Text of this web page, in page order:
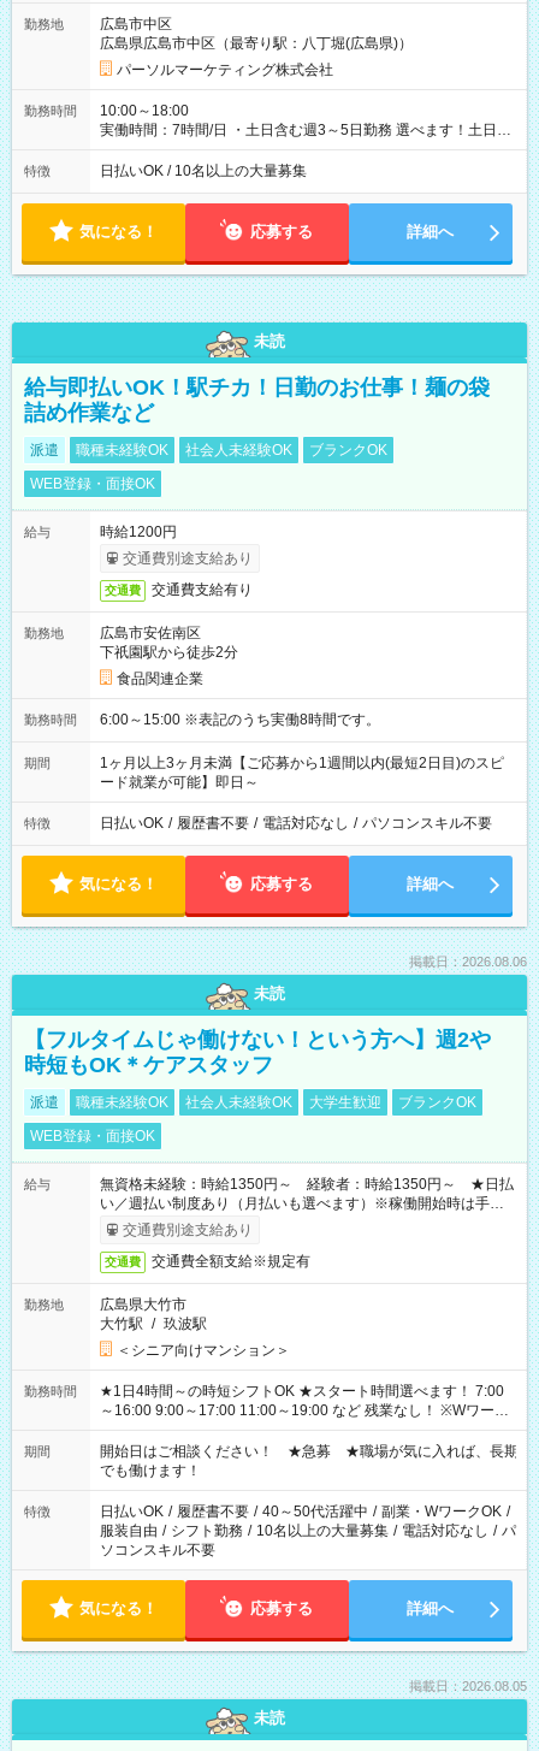
勤務地
広島市中区
広島県広島市中区（最寄り駅：八丁堀(広島県)）
パーソルマーケティング株式会社
勤務時間
10:00～18:00
実働時間：7時間/日 ・土日含む週3～5日勤務 選べます！土日も
休みやすい！ ・残業は有りません！
特徴 日払いOK / 10名以上の大量募集
気になる！ 応募する 詳細へ
未読
給与即払いOK！駅チカ！日勤のお仕事！麺の袋
詰め作業など
派遣 職種未経験OK 社会人未経験OK
ブランクOK
WEB登録・面接OK
給与
時給1200円
交通費別途支給あり
交通費 交通費支給有り
勤務地
広島市安佐南区
下祇園駅から徒歩2分
食品関連企業
勤務時間 6:00～15:00 ※表記のうち実働8時間です。
期間
1ヶ月以上3ヶ月未満【ご応募から1週間以内(最短2日目)のスピ
ード就業が可能】即日～
特徴 日払いOK / 履歴書不要 / 電話対応なし / パソコンスキル不要
気になる！ 応募する 詳細へ
掲載日：2026.08.06
未読
【フルタイムじゃ働けない！という方へ】週2や
時短もOK＊ケアスタッフ
派遣 職種未経験OK 社会人未経験OK 大学生歓迎
ブランクOK
WEB登録・面接OK
給与
無資格未経験：時給1350円～ 経験者：時給1350円～ ★日払
い／週払い制度あり（月払いも選べます）※稼働開始時は手続き
完了次第のお支払いとなります。
交通費別途支給あり
交通費 交通費全額支給※規定有
勤務地
広島県大竹市
大竹駅 / 玖波駅
＜シニア向けマンション＞
勤務時間
★1日4時間～の時短シフトOK ★スタート時間選べます！ 7:00
～16:00 9:00～17:00 11:00～19:00 など 残業なし！ ※Wワーク
の場合、他のお仕事と合わせ週40時間超の就業はご案内できま
せん ※法令に基づき、週20時間以上勤務は社会保険への加入対
象となります ※労働者派遣法（日雇い派遣の原則禁止）によ
り、短時間・短期間の就業はご案内が難しい場合があります
期間
開始日はご相談ください！ ★急募 ★職場が気に入れば、長期
でも働けます！
特徴 日払いOK / 履歴書不要 / 40～50代活躍中 / 副業・WワークOK /
服装自由 / シフト勤務 / 10名以上の大量募集 / 電話対応なし / パ
ソコンスキル不要
気になる！ 応募する 詳細へ
掲載日：2026.08.05
未読